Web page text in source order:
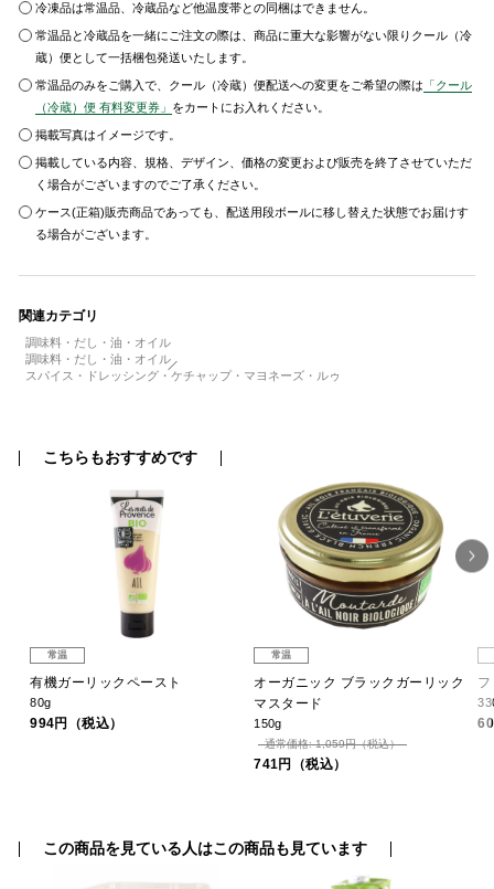
冷凍品は常温品、冷蔵品など他温度帯との同梱はできません。
常温品と冷蔵品を一緒にご注文の際は、商品に重大な影響がない限りクール（冷
蔵）便として一括梱包発送いたします。
常温品のみをご購入で、クール（冷蔵）便配送への変更をご希望の際は 「クール
（冷蔵）便 有料変更券」 をカートにお入れください。
掲載写真はイメージです。
掲載している内容、規格、デザイン、価格の変更および販売を終了させていただ
く場合がございますのでご了承ください。
ケース(正箱)販売商品であっても、配送用段ボールに移し替えた状態でお届けす
る場合がございます。
関連カテゴリ
調味料・だし・油・オイル
調味料・だし・油・オイル
スパイス・ドレッシング・ケチャップ・マヨネーズ・ルゥ
こちらもおすすめです
常温
有機ガーリックペースト
80g
994円（税込）
常温
オーガニック ブラックガーリック
マスタード
150g
通常価格: 1,059円（税込）
741円（税込）
この商品を見ている人はこの商品も見ています